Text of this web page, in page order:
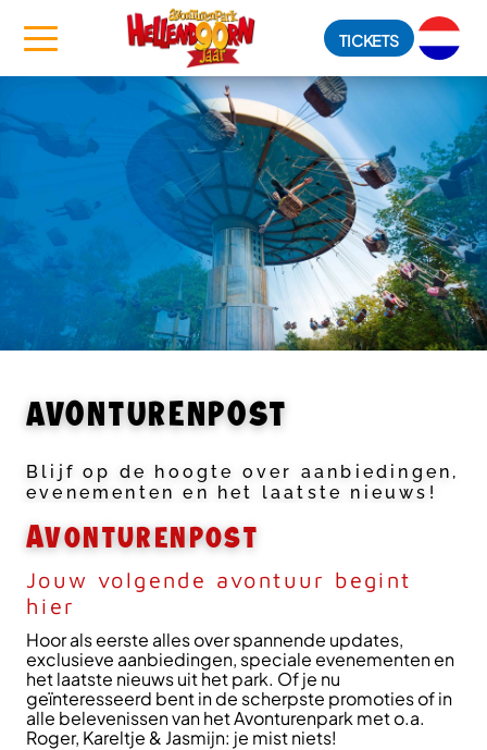
TICKETS
AVONTURENPOST
Blijf op de hoogte over aanbiedingen,
evenementen en het laatste nieuws!
Avonturenpost
Jouw volgende avontuur begint
hier
Hoor als eerste alles over spannende updates,
exclusieve aanbiedingen, speciale evenementen en
het laatste nieuws uit het park. Of je nu
geïnteresseerd bent in de scherpste promoties of in
alle belevenissen van het Avonturenpark met o.a.
Roger, Kareltje & Jasmijn: je mist niets!